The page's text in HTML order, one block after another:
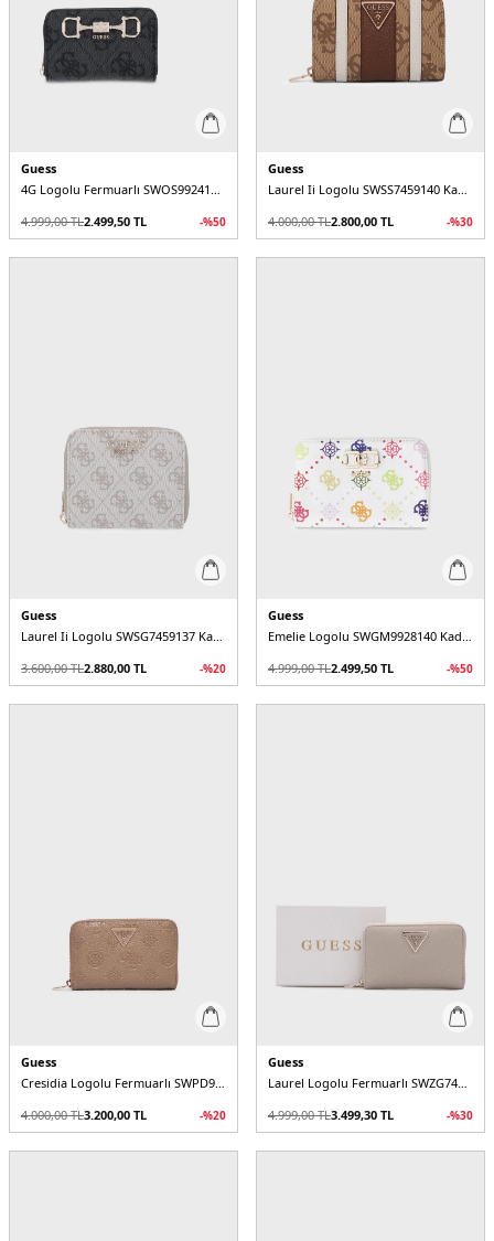
Guess
4G Logolu Fermuarlı SWOS9924140 Kadın Cüzdan
4.999,00TL2.499,50 TL -%50
Guess
Laurel Ii Logolu SWSS7459140 Kadın Cüzdan
4.000,00TL2.800,00 TL -%30
Guess
Laurel Ii Logolu SWSG7459137 Kadın Cüzdan
3.600,00TL2.880,00 TL -%20
Guess
Emelie Logolu SWGM9928140 Kadın Cüzdan
4.999,00TL2.499,50 TL -%50
Guess
Cresidia Logolu Fermuarlı SWPD9888140 Kadın Cüzdan
4.000,00TL3.200,00 TL -%20
Guess
Laurel Logolu Fermuarlı SWZG7459140 Kadın Cüzdan
4.999,00TL3.499,30 TL -%30